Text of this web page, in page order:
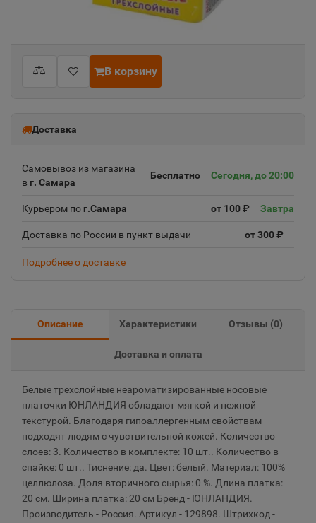
В корзину
Доставка
Самовывоз из магазина
в г. Самара
Бесплатно Сегодня, до 20:00
Курьером пог.Самара от 100 ₽ Завтра
Доставка по России в пункт выдачи от 300 ₽
Подробнее о доставке
Описание Характеристики Отзывы (0)
Доставка и оплата
Белые трехслойные неароматизированные носовые
платочки ЮНЛАНДИЯ обладают мягкой и нежной
текстурой. Благодаря гипоаллергенным свойствам
подходят людям с чувствительной кожей. Количество
слоев: 3. Количество в комплекте: 10 шт.. Количество в
спайке: 0 шт.. Тиснение: да. Цвет: белый. Материал: 100%
целлюлоза. Доля вторичного сырья: 0 %. Длина платка:
20 см. Ширина платка: 20 см Бренд - ЮНЛАНДИЯ.
Производитель - Россия. Артикул - 129898. Штрихкод -